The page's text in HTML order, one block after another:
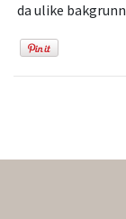
da ulike